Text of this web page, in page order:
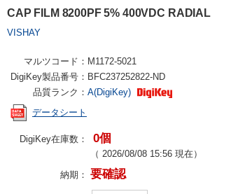
CAP FILM 8200PF 5% 400VDC RADIAL
VISHAY
マルツコード： M1172-5021
DigiKey製品番号： BFC237252822-ND
品質ランク： A(DigiKey)
データシート
DigiKey在庫数： 0個
（ 2026/08/08 15:56 現在）
納期： 要確認